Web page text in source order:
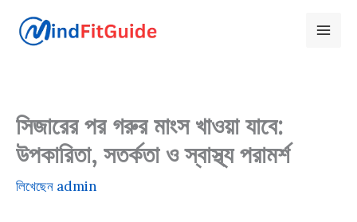
content
সিজারের পর গরুর মাংস খাওয়া যাবে:
উপকারিতা, সতর্কতা ও স্বাস্থ্য পরামর্শ
লিখেছেন admin